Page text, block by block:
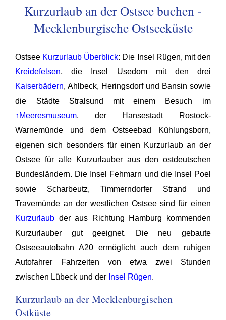
Kurzurlaub an der Ostsee buchen -
Mecklenburgische Ostseeküste
Ostsee Kurzurlaub Überblick: Die Insel Rügen, mit den
Kreidefelsen, die Insel Usedom mit den drei
Kaiserbädern, Ahlbeck, Heringsdorf und Bansin sowie
die Städte Stralsund mit einem Besuch im
↑Meeresmuseum, der Hansestadt Rostock-
Warnemünde und dem Ostseebad Kühlungsborn,
eigenen sich besonders für einen Kurzurlaub an der
Ostsee für alle Kurzurlauber aus den ostdeutschen
Bundesländern. Die Insel Fehmarn und die Insel Poel
sowie Scharbeutz, Timmerndorfer Strand und
Travemünde an der westlichen Ostsee sind für einen
Kurzurlaub der aus Richtung Hamburg kommenden
Kurzurlauber gut geeignet. Die neu gebaute
Ostseeautobahn A20 ermöglicht auch dem ruhigen
Autofahrer Fahrzeiten von etwa zwei Stunden
zwischen Lübeck und der Insel Rügen.
Kurzurlaub an der Mecklenburgischen
Ostküste